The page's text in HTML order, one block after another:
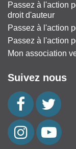
Passez à l'action
droit d'auteur
Passez à l'action
Passez à l'action
Mon association
Suivez nous